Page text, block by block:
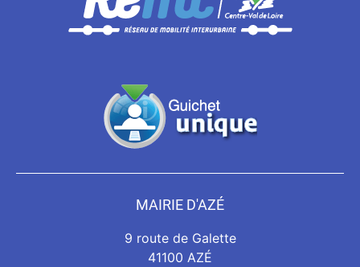
MAIRIE D'AZÉ
9 route de Galette
41100 AZÉ